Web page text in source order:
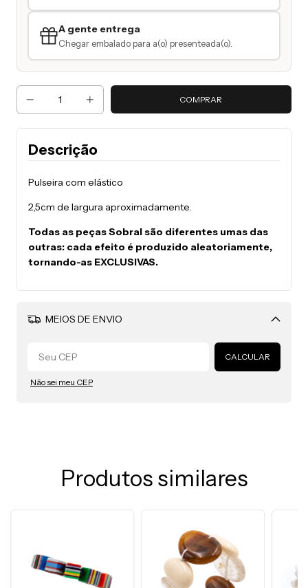
A gente entrega
Chegar embalado para a(o) presenteada(o).
Descrição
Pulseira com elástico
2,5cm de largura aproximadamente.
Todas as peças Sobral são diferentes umas das
outras: cada efeito é produzido aleatoriamente,
tornando-as EXCLUSIVAS.
MEIOS DE ENVIO
Alterar CEP
CALCULAR
Não sei meu CEP
Produtos similares